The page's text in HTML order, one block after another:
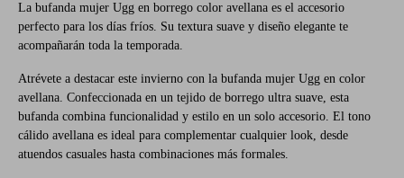
La bufanda mujer Ugg en borrego color avellana es el accesorio
perfecto para los días fríos. Su textura suave y diseño elegante te
acompañarán toda la temporada.
Atrévete a destacar este invierno con la bufanda mujer Ugg en color
avellana. Confeccionada en un tejido de borrego ultra suave, esta
bufanda combina funcionalidad y estilo en un solo accesorio. El tono
cálido avellana es ideal para complementar cualquier look, desde
atuendos casuales hasta combinaciones más formales.